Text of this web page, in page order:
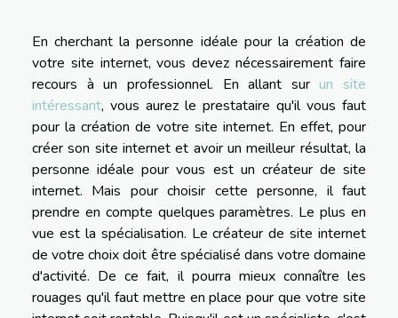
En cherchant la personne idéale pour la création de
votre site internet, vous devez nécessairement faire
recours à un professionnel. En allant surun site
intéressant, vous aurez le prestataire qu'il vous faut
pour la création de votre site internet. En effet, pour
créer son site internet et avoir un meilleur résultat, la
personne idéale pour vous est un créateur de site
internet. Mais pour choisir cette personne, il faut
prendre en compte quelques paramètres. Le plus en
vue est la spécialisation. Le créateur de site internet
de votre choix doit être spécialisé dans votre domaine
d'activité. De ce fait, il pourra mieux connaître les
rouages qu'il faut mettre en place pour que votre site